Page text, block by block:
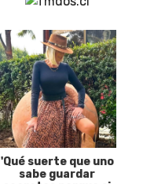
'Qué suerte que uno
sabe guardar